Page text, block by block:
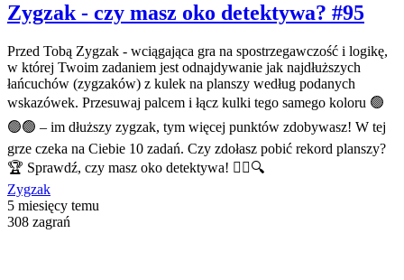
Zygzak - czy masz oko detektywa? #95
Przed Tobą Zygzak - wciągająca gra na spostrzegawczość i logikę,
w której Twoim zadaniem jest odnajdywanie jak najdłuższych
łańcuchów (zygzaków) z kulek na planszy według podanych
wskazówek. Przesuwaj palcem i łącz kulki tego samego koloru 🟢
🟢🟢 – im dłuższy zygzak, tym więcej punktów zdobywasz! W tej
grze czeka na Ciebie 10 zadań. Czy zdołasz pobić rekord planszy?
🏆 Sprawdź, czy masz oko detektywa! 🕵️‍♂️🔍
Zygzak
5 miesięcy temu
308 zagrań